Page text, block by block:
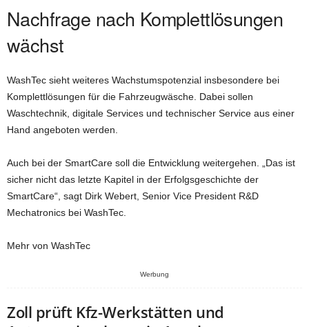
Nachfrage nach Komplettlösungen
wächst
WashTec sieht weiteres Wachstumspotenzial insbesondere bei
Komplettlösungen für die Fahrzeugwäsche. Dabei sollen
Waschtechnik, digitale Services und technischer Service aus einer
Hand angeboten werden.
Auch bei der SmartCare soll die Entwicklung weitergehen. „Das ist
sicher nicht das letzte Kapitel in der Erfolgsgeschichte der
SmartCare“, sagt Dirk Webert, Senior Vice President R&D
Mechatronics bei WashTec.
Mehr von WashTec
Werbung
Zoll prüft Kfz-Werkstätten und